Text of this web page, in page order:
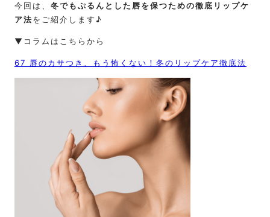
今回は、 冬でもぷるんとした唇を保つための徹底リップケ
ア法をご紹介します♪
▼コラムはこちらから
67 唇のカサつき、もう怖くない！冬のリップケア徹底法